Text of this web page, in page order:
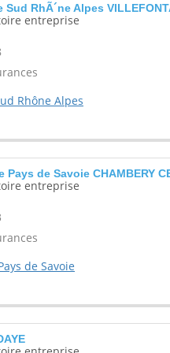
RhÃ´ne Alpes
entreprise
Rhône Alpes
de Savoie CHAMBERY
entreprise
de Savoie